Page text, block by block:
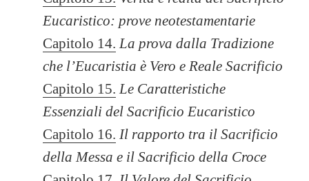
Eucaristico: prove neotestamentarie
Capitolo 14. La prova dalla Tradizione
che l’Eucaristia è Vero e Reale Sacrificio
Capitolo 15. Le Caratteristiche
Essenziali del Sacrificio Eucaristico
Capitolo 16. Il rapporto tra il Sacrificio
della Messa e il Sacrificio della Croce